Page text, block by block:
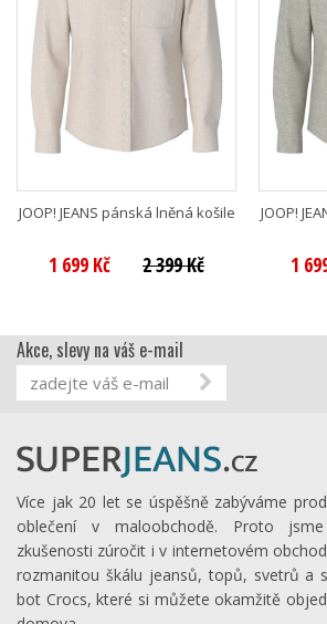
JOOP! JEANS pánská lněná košile
1 699 Kč 2 399 Kč
JOOP!
1
Akce, slevy na váš e-mail
Více jak 20 let se úspěšně zabýváme
oblečení v maloobchodě. Proto
zkušenosti zúročit i v internetovém
rozmanitou škálu jeansů, topů, svetrů a
bot Crocs, které si můžete okamžitě